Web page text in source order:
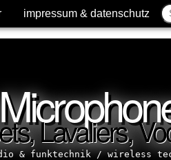
impressum & datenschutz
impressum & datenschutz
Lavaliers,
& funktechnik / wireless